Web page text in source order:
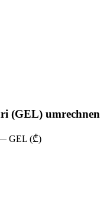
(GEL) umrechnen
GEL (₾)